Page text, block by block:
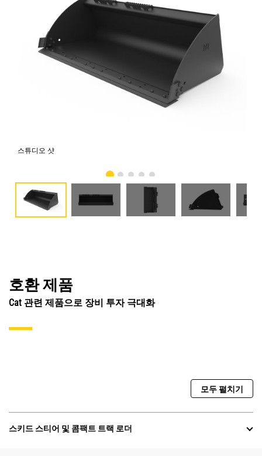
스튜디오 샷
호환 제품
Cat 관련 제품으로 장비 투자 극대화
모두 펼치기
스키드 스티어 및 콤팩트 트랙 로더